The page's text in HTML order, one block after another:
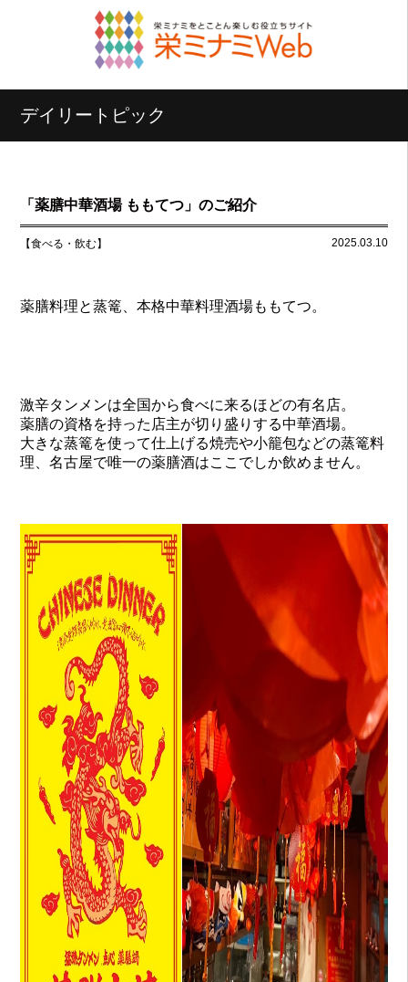
デイリートピック
「薬膳中華酒場 ももてつ」のご紹介
【食べる・飲む】 2025.03.10
薬膳料理と蒸篭、本格中華料理酒場ももてつ。
激辛タンメンは全国から食べに来るほどの有名店。
薬膳の資格を持った店主が切り盛りする中華酒場。
大きな蒸篭を使って仕上げる焼売や小籠包などの蒸篭料
理、名古屋で唯一の薬膳酒はここでしか飲めません。